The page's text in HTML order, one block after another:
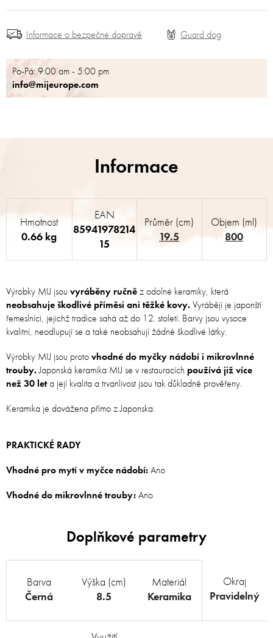
Po-Pá: 9:00 am - 5:00 pm
info@mijeurope.com
Informace o bezpečné dopravě
Výrobky MIJ jsou vyráběny ručněz odolné keramiky, která
neobsahuje škodlivé příměsi ani těžké kovy.Vyrábějí je japonští
řemeslníci, jejichž tradice sahá až do 12. století. Barvy jsou vysoce
kvalitní, neodlupují se a také neobsahují žádné škodlivé látky.
Výrobky MIJ jsou protovhodné do myčky nádobí i mikrovlnné
trouby.Japonská keramika MIJ se v restauracích používá již více
než 30 leta její kvalita a trvanlivost jsou tak důkladně prověřeny.
Keramika je dovážena přímo z Japonska.
PRAKTICKÉ RADY
Vhodné pro mytí v myčce nádobí:Ano
Vhodné do mikrovlnné trouby:Ano
Hmotnost
0.66 kg
EAN
85941978214
15
Průměr (cm)
19.5
Objem (ml)
800
Barva
Černá
Výška (cm)
8.5
Materiál
Keramika
Okraj
Pravidelný